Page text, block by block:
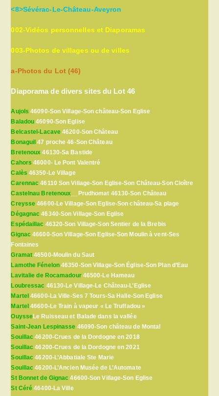
<8>Sévérac-Le-Château-Aveyron
002-Vidéos personnelles et Diaporamas
003-Photos de villages ou de villes
a-Photos du Lot (46)
Diaporama de divers sites du Lot 46
Aujols 46090-Son Village-Son château-Son Eglise
Baladou 46090-Son Eglise
Belcastel-Lacave 46200-Son Château
Bonaguil 47 proche 46-Son Château
Bretenoux 46130-Sa Bastide
Cahors 46000- Le Pont Valentré
Calès 46350-Le Village
Carennac 46110 Son Village-Son Eglise-Son Château-Son Cloître
Castelnau Bretenoux __Prudhomat 46130-Son Château
Creysse 46600-Le Village-Son Eglise-Son château-Sa plage
Dégagnac 46340-Son Village-Son Eglise
Espédaillac 46320-Son Village-Son Sentier de la Brebis
Gignac 46600-Son Village-Son Eglise-Son Moulin à vent-Ses
Fontaines
Gramat 46500-Moulin du Saut
Lamothe Fénelon46350-Son Village-Son Église-Son Plan d’Eau
Lavitalie de Rocamadour46500-Le Hameau
Loubressac 46130-Le Village-Le Château-L’Eglise
Martel 46600-La Ville-Ses 7 Tours-Sa Halle-Son Eglise
Martel 46600-Le Train à vapeur « Le Truffadou »
OuysseLe Ruisseau et Balade dans la vallée
Saint-Jean Lespinasse 46090-Son château de Montal
Souillac 46200-Crues de la Dordogne en 2018
Souillac 46200-Crues de la Dordogne en 2021
Souillac 46200-L’Abbatiale Ste Marie
Souillac 46200-L’Ancien Musée de L’Automate
St Bonnet de Gignac 46600-Son Village-Son Eglise
St Céré 46400-La Ville